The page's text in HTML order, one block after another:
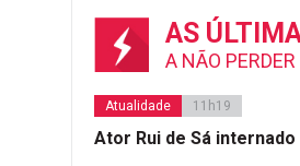
AS
A NÃO PERDER
Atualidade 11h19
Ator Rui de Sá